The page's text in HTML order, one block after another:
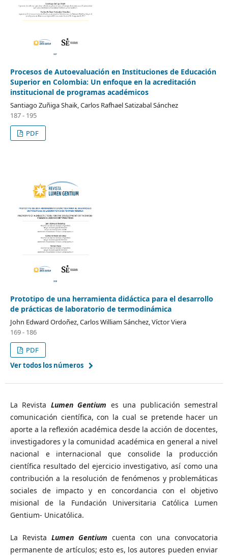
Procesos de Autoevaluación en Instituciones de Educación
Superior en Colombia: Un enfoque en la acreditación
institucional de programas académicos
Santiago Zuñiga Shaik, Carlos Rafhael Satizabal Sánchez
187 - 195
PDF
Prototipo de una herramienta didáctica para el desarrollo
de prácticas de laboratorio de termodinámica
John Edward Ordoñez, Carlos William Sánchez, Víctor Viera
169 - 186
PDF
Ver todos los números
La Revista Lumen Gentium es una publicación semestral
comunicación científica, con la cual se pretende hacer un
aporte a la reflexión académica desde la acción de docentes,
investigadores y la comunidad académica en general a nivel
nacional e internacional que consolide la producción
científica resultado del ejercicio investigativo, así como una
contribución a la resolución de fenómenos y problemáticas
sociales de impacto y en concordancia con el objetivo
misional de la Fundación Universitaria Católica Lumen
Gentium- Unicatólica.
La Revista Lumen Gentium cuenta con una convocatoria
permanente de artículos; esto es, los autores pueden enviar